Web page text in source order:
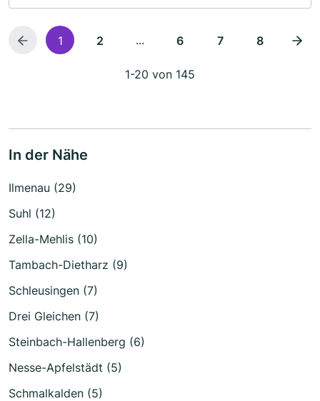
1 2 ... 6 7 8
1-20 von 145
In der Nähe
Ilmenau (29)
Suhl (12)
Zella-Mehlis (10)
Tambach-Dietharz (9)
Schleusingen (7)
Drei Gleichen (7)
Steinbach-Hallenberg (6)
Nesse-Apfelstädt (5)
Schmalkalden (5)